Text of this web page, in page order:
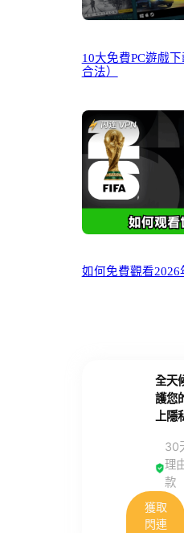
10大免費PC遊戲
合法）
如何免費觀看2026
全天
護您
上隱
30
理
款
獲取
閃連